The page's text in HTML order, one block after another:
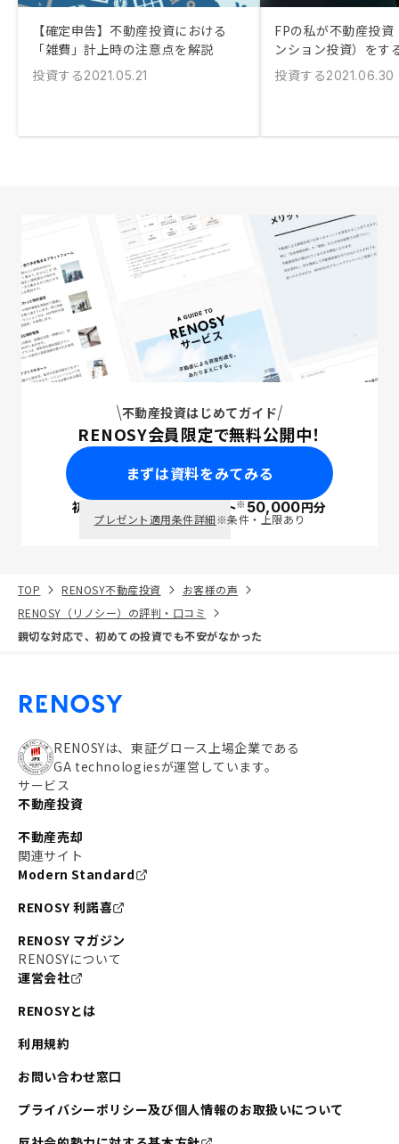
【確定申告】不動産投資における
「雑費」計上時の注意点を解説
投資する2021.05.21
FPの私が不動産投
ンション投資）をす
投資する2021.06.30
不動産投資はじめてガイド
RENOSY会員限定で無料公開中！
まずは資料をみてみる
初回面談で ポイント※50,000円分
プレゼント適用条件詳細※条件・上限あり
TOP RENOSY不動産投資
お客様の声
RENOSY（リノシー）の評判・口コミ
親切な対応で、初めての投資でも不安がなかった
RENOSYは、東証グロース上場企業である
GA technologiesが運営しています。
サービス
不動産投資
不動産売却
関連サイト
Modern Standard
RENOSY 利諾喜
RENOSY マガジン
RENOSYについて
運営会社
RENOSYとは
利用規約
お問い合わせ窓口
プライバシーポリシー及び個人情報のお取扱いについて